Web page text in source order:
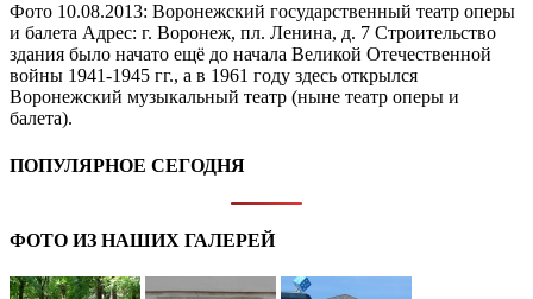
Фото 10.08.2013: Воронежский государственный театр оперы
и балета Адрес: г. Воронеж, пл. Ленина, д. 7 Строительство
здания было начато ещё до начала Великой Отечественной
войны 1941-1945 гг., а в 1961 году здесь открылся
Воронежский музыкальный театр (ныне театр оперы и
балета).
ПОПУЛЯРНОЕ СЕГОДНЯ
ФОТО ИЗ НАШИХ ГАЛЕРЕЙ